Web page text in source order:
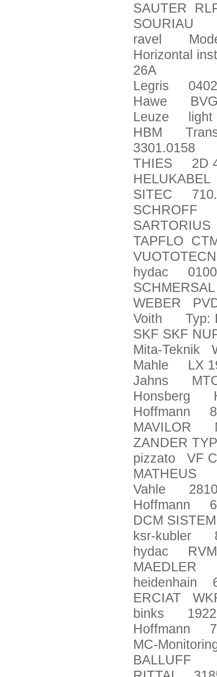
SAUTER
SOURIAU
ravel Model
Horizontal
26A
Legris 0402
Hawe BVG
Leuze light
HBM
3301.0158
THIES 2D
SITEC
SCHROFF
TAPFLO
hydac
WEBER
Voith Typ:
SKF SKF
Mita-Teknik
Mahle LX
Jahns
Honsberg
Hoffmann
MAVILOR
ZANDER
pizzato VF
MATHEUS
Vahle
Hoffmann
DCM
ksr-kubler
hydac
MAEDLER
heidenhain
ERCIAT
binks
Hoffmann
MC-
BALLUFF